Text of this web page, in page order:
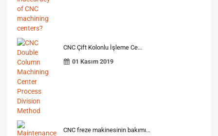
CNC Çift Kolonlu İşleme Ce...
01 Kasım 2019
CNC freze makinesinin bakımı...